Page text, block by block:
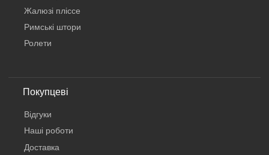
Жалюзі пліссе
Римські штори
Ролети
Покупцеві
Відгуки
Наші роботи
Доставка